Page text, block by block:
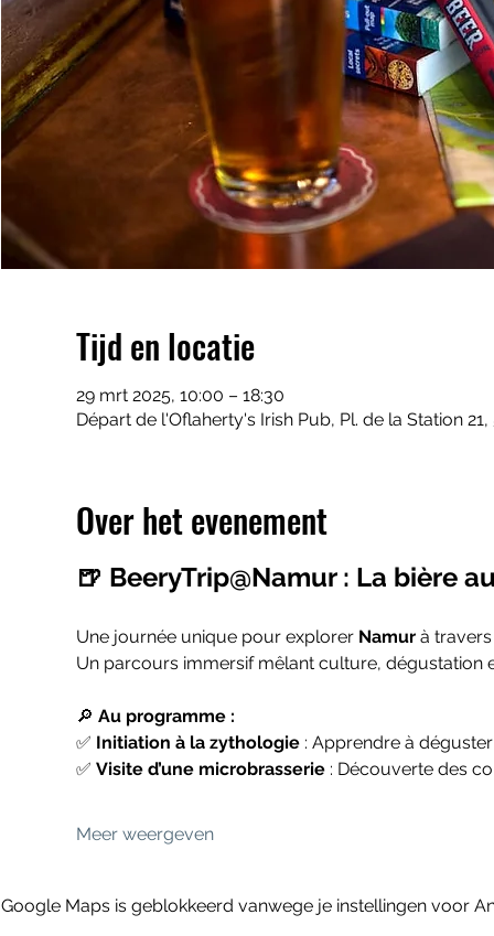
Tijd en locatie
29 mrt 2025, 10:00 – 18:30
Départ de l'Oflaherty's Irish Pub, Pl. de la Station
Over het evenement
🍺 BeeryTrip@Namur : La bière
Une journée unique pour explorer Namur à travers
Un parcours immersif mêlant culture, dégustation
🔎 Au programme :
✅ Initiation à la zythologie : Apprendre à
✅ Visite d’une microbrasserie : Découverte des
Meer weergeven
Google Maps is geblokkeerd vanwege je instellingen voor